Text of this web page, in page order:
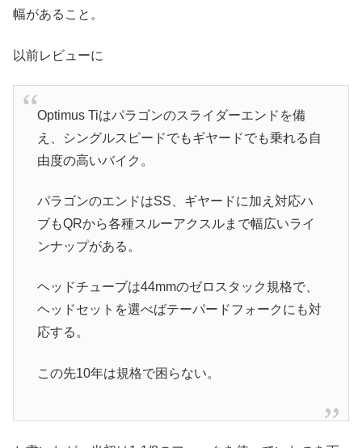
幅があること。
以前レビューに
Optimus Tiはパラゴンのスライダーエンドを備
え、シングルスピードでもギヤードでも乗れる自
由度の高いバイク。
パラゴンのエンドはSS、ギヤードに加え対応ハ
ブもQRから各種スルーアクスルまで幅広いライ
ンナップがある。
ヘッドチューブは44mmのゼロスタック規格で、
ヘッドセットを選べばテーパードフォークにも対
応する。
この先10年は規格で困らない。